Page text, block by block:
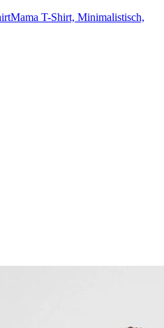
Mama T-Shirt, Minimalistisch,